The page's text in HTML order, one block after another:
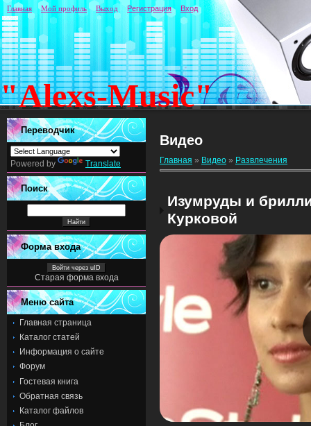
"Alexs-Music"
Главная Мой профиль Выход Регистрация Вход
Переводчик
Powered by Translate
Поиск
Форма входа
Войти через uID
Старая форма входа
Меню сайта
Главная страница
Каталог статей
Информация о сайте
Форум
Гостевая книга
Обратная связь
Каталог файлов
Видео
Главная » Видео » Развлечения
Изумруды и
Курковой